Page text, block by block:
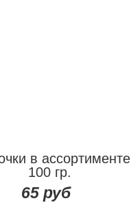
в ассортименте
100 гр.
65 руб